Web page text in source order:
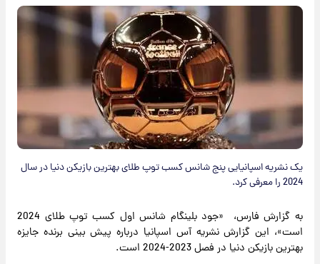
یک نشریه اسپانیایی پنج شانس کسب توپ طلای بهترین بازیکن دنیا در سال
2024 را معرفی کرد.
به گزارش فارس، «جود بلینگام شانس اول کسب توپ طلای 2024
است»، این گزارش نشریه آس اسپانیا درباره پیش بینی برنده جایزه
بهترین بازیکن دنیا در فصل 2023-2024 است.